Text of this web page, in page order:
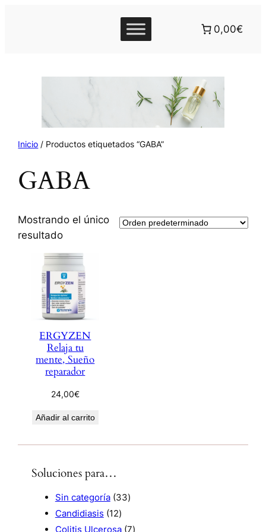
0,00€
Inicio / Productos etiquetados “GABA”
GABA
Mostrando el único
resultado
ERGYZEN
Relaja tu
mente, Sueño
reparador
24,00€
Añadir al carrito
Soluciones para…
Sin categoría 333
p
Candidiasis 121
2
Colitis Ulcerosa 77